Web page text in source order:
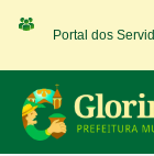
Portal dos